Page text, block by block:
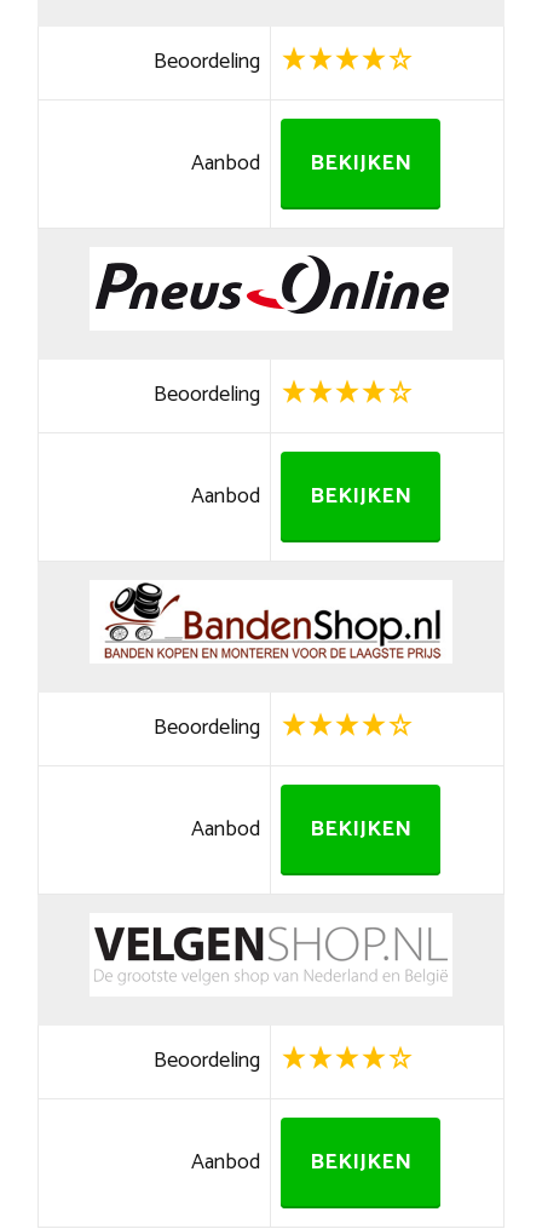
Beoordeling
Aanbod BEKIJKEN
Beoordeling
Aanbod BEKIJKEN
Beoordeling
Aanbod BEKIJKEN
Beoordeling
Aanbod BEKIJKEN